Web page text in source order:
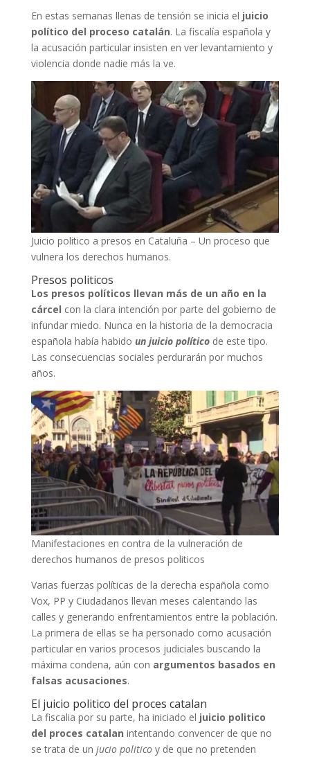
En estas semanas llenas de tensión se inicia el juicio
político del proceso catalán. La fiscalía española y
la acusación particular insisten en ver levantamiento y
violencia donde nadie más la ve.
Juicio politico a presos en Cataluña – Un proceso que
vulnera los derechos humanos.
Presos politicos
Los presos políticos llevan más de un año en la
cárcel con la clara intención por parte del gobierno de
infundar miedo. Nunca en la historia de la democracia
española había habido un juicio políticode este tipo.
Las consecuencias sociales perdurarán por muchos
años.
Manifestaciones en contra de la vulneración de
derechos humanos de presos politicos
Varias fuerzas políticas de la derecha española como
Vox, PP y Ciudadanos llevan meses calentando las
calles y generando enfrentamientos entre la población.
La primera de ellas se ha personado como acusación
particular en varios procesos judiciales buscando la
máxima condena, aún con argumentos basados en
falsas acusaciones.
El juicio politico del proces catalan
La fiscalia por su parte, ha iniciado el juicio politico
del proces catalan intentando convencer de que no
se trata de un jucio politicoy de que no pretenden